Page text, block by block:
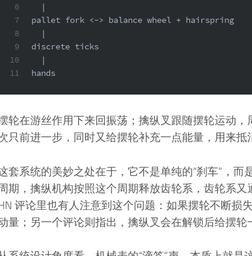
6
7
8
9
10
11
  |
pallet fork <-> balance wheel + hairspring
  |
discrete ticks
  |
hands
轮在游丝作用下来回振荡；擒纵叉跟随摆轮运动
只前进一步，同时又给摆轮补充一点能量，用来抵
套系统的美妙之处在于，它不是单纯的“刹车”，
期，擒纵机构按照这个周期释放齿轮系，齿轮系又
评论里也有人注意到这个问题：如果摆轮不断损
量；另一个评论则指出，擒纵叉会在解锁后给摆轮